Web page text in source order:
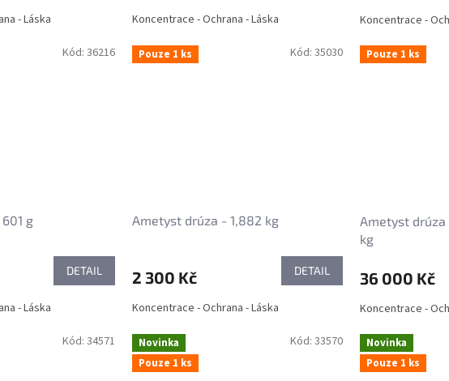
- Láska Koncentrace - Ochrana - Láska Koncentrace -
g
DETAIL
- Láska
Kód: 36216 Pouze 1 ks
Ametyst drúza - 1,882 kg
2 300 Kč DETAIL
Koncentrace - Ochrana - Láska
Kód: 35030 Pouze 1 ks
Ametyst drúza
kg
36 000 Kč
Koncentrace -
Kód: 34571
Novinka
Pouze 1 ks
Kód: 33570
Novinka
Pouze 1 ks